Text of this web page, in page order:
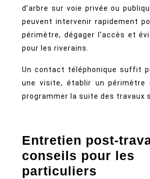
d’arbre sur voie privée ou
peuvent intervenir rapidement
périmètre, dégager l’accès et
pour les riverains.
Un contact téléphonique suffit
une visite, établir un périmètre
programmer la suite des travaux
Entretien post-
conseils pour les
particuliers